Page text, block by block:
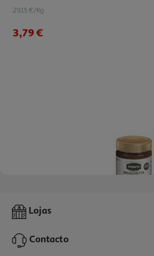
29.15 €/Kg
3,79 €
Bruschetta Ponti Azeitona Preta 130g
3,79 €
Lojas
Contacto